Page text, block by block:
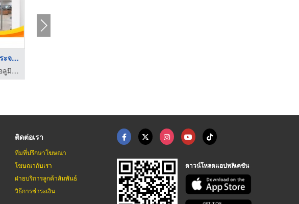
รับติดตั้งประตูกระจก ...
รับติดตั้งกระจกอลูมิเนียม - เอส ที โกลเดน กลาส
ติดต่อเรา
ทีมที่ปรึกษาโฆษณา
โฆษณากับเรา
ฝ่ายบริการลูกค้าสัมพันธ์
วิธีการชำระเงิน
ดาวน์โหลดแอปพลิเคชัน